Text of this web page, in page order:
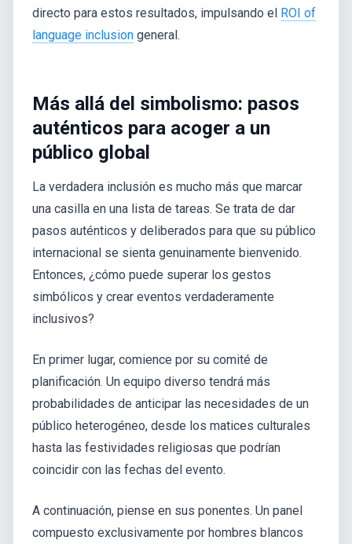
directo para estos resultados, impulsando el
ROI of
language inclusion general.
Más allá del simbolismo: pasos
auténticos para acoger a un
público global
La verdadera inclusión es mucho más que marcar
una casilla en una lista de tareas. Se trata de dar
pasos auténticos y deliberados para que su público
internacional se sienta genuinamente bienvenido.
Entonces, ¿cómo puede superar los gestos
simbólicos y crear eventos verdaderamente
inclusivos?
En primer lugar, comience por su comité de
planificación. Un equipo diverso tendrá más
probabilidades de anticipar las necesidades de un
público heterogéneo, desde los matices culturales
hasta las festividades religiosas que podrían
coincidir con las fechas del evento.
A continuación, piense en sus ponentes. Un panel
compuesto exclusivamente por hombres blancos